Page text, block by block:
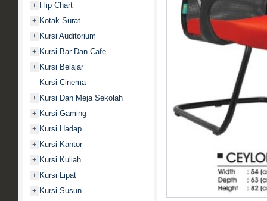
+ Flip Chart
+ Kotak Surat
+ Kursi Auditorium
+ Kursi Bar Dan Cafe
+ Kursi Belajar
Kursi Cinema
+ Kursi Dan Meja Sekolah
+ Kursi Gaming
+ Kursi Hadap
+ Kursi Kantor
+ Kursi Kuliah
+ Kursi Lipat
+ Kursi Susun